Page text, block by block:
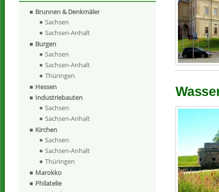
Brunnen & Denkmäler
Sachsen
Sachsen-Anhalt
Burgen
Sachsen
Sachsen-Anhalt
Thüringen
Hessen
Industriebauten
Sachsen
Sachsen-Anhalt
Kirchen
Sachsen
Sachsen-Anhalt
Thüringen
Marokko
Philatelie